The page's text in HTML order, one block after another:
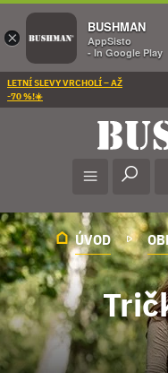
LETNÍ SLEVY VRCHOLÍ – AŽ
-70 %!☀️
ÚVOD
×
BUSHMAN
AppSisto
- In Google Play